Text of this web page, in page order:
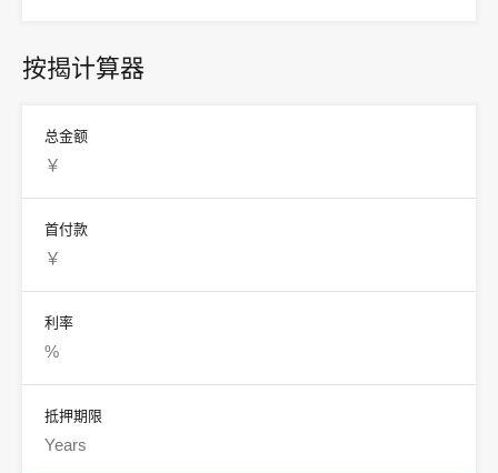
按揭计算器
总金额
首付款
利率
抵押期限